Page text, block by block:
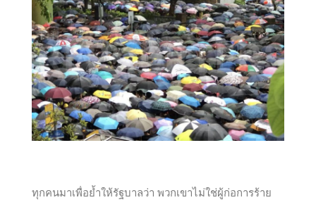
ทุกคนมาเพื่อย้ำให้รัฐบาลว่า พวกเขาไม่ใช่ผู้ก่อการร้าย